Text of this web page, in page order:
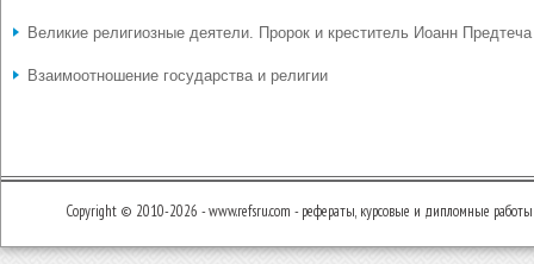
Великие религиозные деятели. Пророк и креститель Иоанн Предтеча
Взаимоотношение государства и религии
Copyright © 2010-2026 - www.refsru.com - рефераты, курсовые и дипломные работы